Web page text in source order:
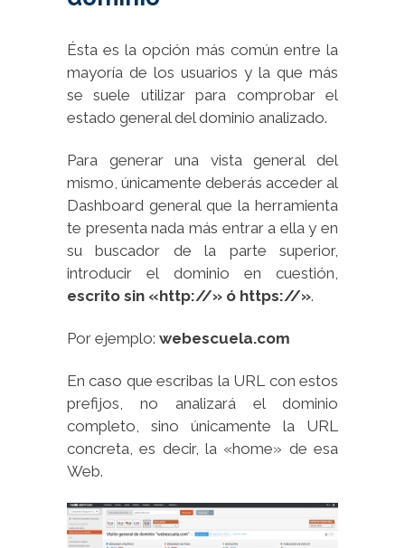
Ésta es la opción más común entre la
mayoría de los usuarios y la que más
se suele utilizar para comprobar el
estado general del dominio analizado.
Para generar una vista general del
mismo, únicamente deberás acceder al
Dashboard general que la herramienta
te presenta nada más entrar a ella y en
su buscador de la parte superior,
introducir el dominio en cuestión,
escrito sin «http://» ó https://».
Por ejemplo: webescuela.com
En caso que escribas la URL con estos
prefijos, no analizará el dominio
completo, sino únicamente la URL
concreta, es decir, la «home» de esa
Web.